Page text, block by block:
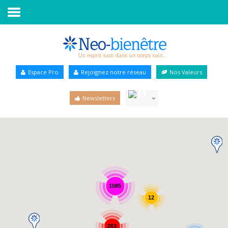
Annuaire Bien-être
Espace Pro Rejoignez notre réseau Nos Valeurs
Newsletters
1085
263
12